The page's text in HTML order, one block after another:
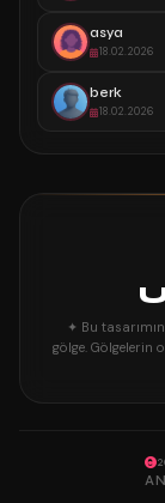
asya
18.02.2026
berk
18.02.2026
✦ Bu
gölge. Gölgelerin